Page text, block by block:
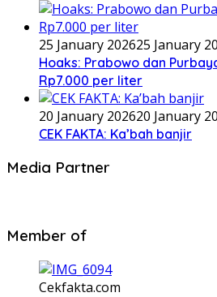
25 January 202625 January
Hoaks: Prabowo dan
Rp7.000 per liter
20 January 202620 January
CEK FAKTA: Ka’bah banjir
Media Partner
Member of
Cekfakta.com